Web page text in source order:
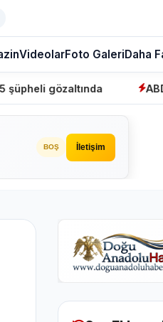
VideolarFoto GaleriDaha
gözaltında ABD,
BOŞ İletişim